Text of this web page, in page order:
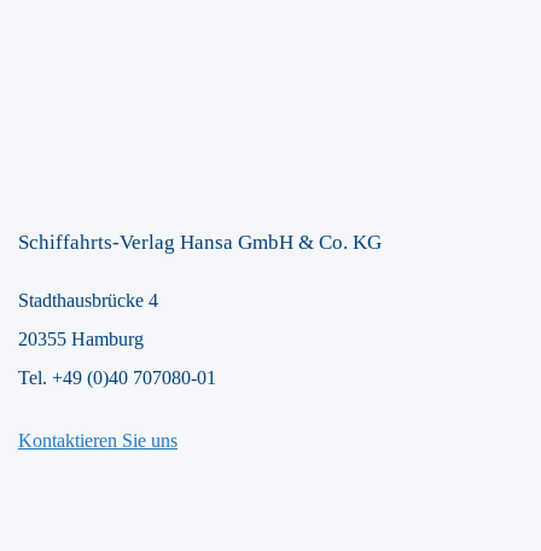
Schiffahrts-Verlag Hansa GmbH & Co. KG
Stadthausbrücke 4
20355 Hamburg
Tel. +49 (0)40 707080-01
Kontaktieren Sie uns